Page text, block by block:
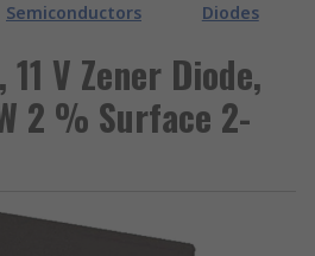
Semiconductors
Diodes
11 V Zener Diode,
2 % Surface 2-